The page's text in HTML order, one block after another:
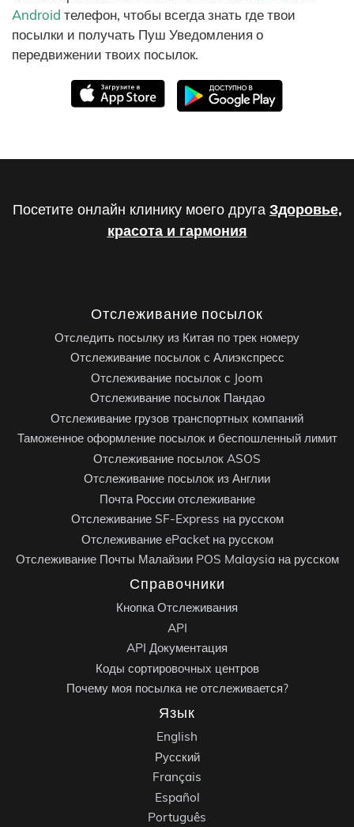
Android телефон, чтобы всегда знать где твои
посылки и получать Пуш Уведомления о
передвижении твоих посылок.
Посетите онлайн клинику моего друга Здоровье,
красота и гармония
Отслеживание посылок
Отследить посылку из Китая по трек номеру
Отслеживание посылок с Алиэкспресс
Отслеживание посылок с Joom
Отслеживание посылок Пандао
Отслеживание грузов транспортных компаний
Таможенное оформление посылок и беспошленный лимит
Отслеживание посылок ASOS
Отслеживание посылок из Англии
Почта России отслеживание
Отслеживание SF-Express на русском
Отслеживание ePacket на русском
Отслеживание Почты Малайзии POS Malaysia на русском
Справочники
Кнопка Отслеживания
API
API Документация
Коды сортировочных центров
Почему моя посылка не отслеживается?
Язык
English
Русский
Français
Español
Português